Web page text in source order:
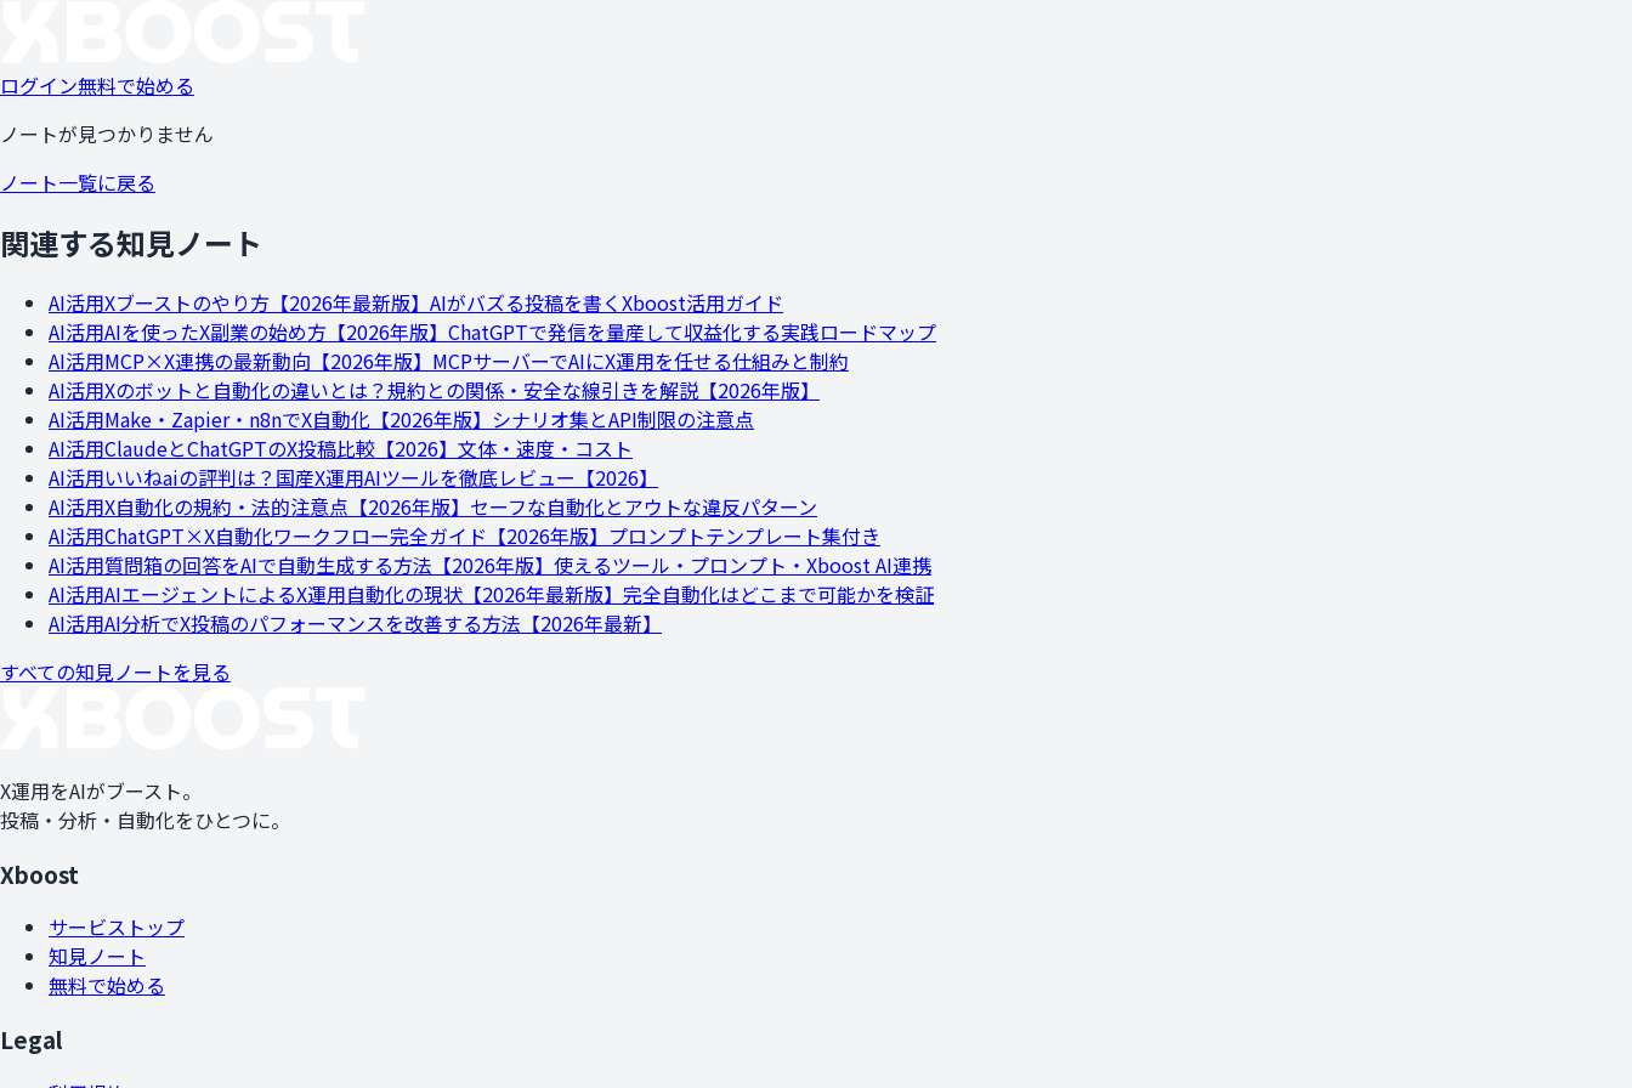
ログイン無料で始める
ノートが見つかりません
ノート一覧に戻る
関連する知見ノート
AI活用Xブーストのやり方【2026年最新版】AIがバズる投稿を書くXboost活用ガイド
AI活用AIを使ったX副業の始め方【2026年版】ChatGPTで発信を量産して収益化する実践ロードマップ
AI活用MCP×X連携の最新動向【2026年版】MCPサーバーでAIにX運用を任せる仕組みと制約
AI活用Xのボットと自動化の違いとは？規約との関係・安全な線引きを解説【2026年版】
AI活用Make・Zapier・n8nでX自動化【2026年版】シナリオ集とAPI制限の注意点
AI活用ClaudeとChatGPTのX投稿比較【2026】文体・速度・コスト
AI活用いいねaiの評判は？国産X運用AIツールを徹底レビュー【2026】
AI活用X自動化の規約・法的注意点【2026年版】セーフな自動化とアウトな違反パターン
AI活用ChatGPT×X自動化ワークフロー完全ガイド【2026年版】プロンプトテンプレート集付き
AI活用質問箱の回答をAIで自動生成する方法【2026年版】使えるツール・プロンプト・Xboost AI連携
AI活用AIエージェントによるX運用自動化の現状【2026年最新版】完全自動化はどこまで可能かを検証
AI活用AI分析でX投稿のパフォーマンスを改善する方法【2026年最新】
すべての知見ノートを見る
X運用をAIがブースト。
投稿・分析・自動化をひとつに。
Xboost
サービストップ
知見ノート
無料で始める
Legal